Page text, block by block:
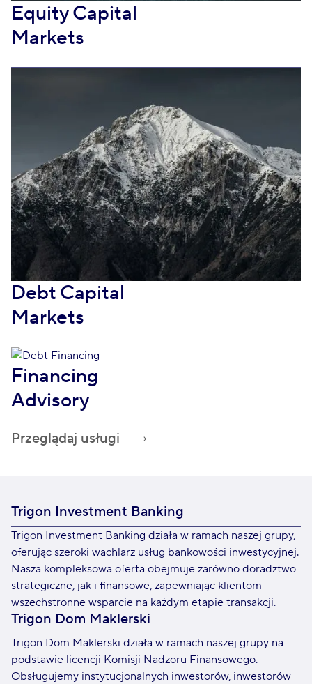
Equity Capital
Markets
Debt Capital
Markets
Financing
Advisory
Przeglądaj usługi
Trigon Investment Banking
Trigon Investment Banking działa w ramach naszej grupy,
oferując szeroki wachlarz usług bankowości inwestycyjnej.
Nasza kompleksowa oferta obejmuje zarówno doradztwo
strategiczne, jak i finansowe, zapewniając klientom
wszechstronne wsparcie na każdym etapie transakcji.
Trigon Dom Maklerski
Trigon Dom Maklerski działa w ramach naszej grupy na
podstawie licencji Komisji Nadzoru Finansowego.
Obsługujemy instytucjonalnych inwestorów, inwestorów